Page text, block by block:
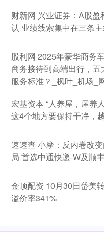
财新网 兴业证券：A股
认 业绩线索集中在三条
股利网 2025年豪华商务
商务接待到高端出行，
服务标准？_枫叶_机场_
宏基资本 “人养屋，屋养
这4个地方要保持干净，
速速查 小摩：反内卷改
局 首选中通快递-W及顺
金顶配资 10月30日岱美
溢价率341%